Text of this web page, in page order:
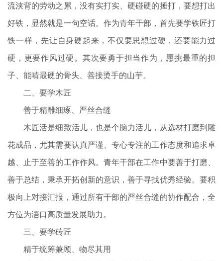
流浃背的劳动之累，没有实打实、硬碰硬的捶打，要想打出
好铁，显然就是一句空话。作为青年干部，首先要学铁匠打
铁一样，先让自身硬起来，不仅要思想过硬，还要能力过
硬，更要作风过硬。其次要勇于担当作为，愿挑最重的担
子、能啃最硬的骨头、善接烫手的山芋。
二、要学木匠
善于精雕细琢、严丝合缝
木匠活是细致活儿，也是个脑力活儿，从选材打磨到雕
花成品，尤其需要认真严谨、专心专注的工作态度和追求卓
越、止于至善的工作作风。青年干部在工作中要善于打磨、
善于总结，秉承开拓创新的意识，善于寻找优秀经验。要积
极向上对接汇报，通过所有干部的严丝合缝的协作配合，全
方位为浯口高质量发展助力。
三、要学砖匠
精于统筹兼顾、物尽其用